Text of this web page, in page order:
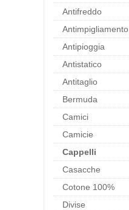
Antifreddo
Antimpigliamento
Antipioggia
Antistatico
Antitaglio
Bermuda
Camici
Camicie
Cappelli
Casacche
Cotone 100%
Divise